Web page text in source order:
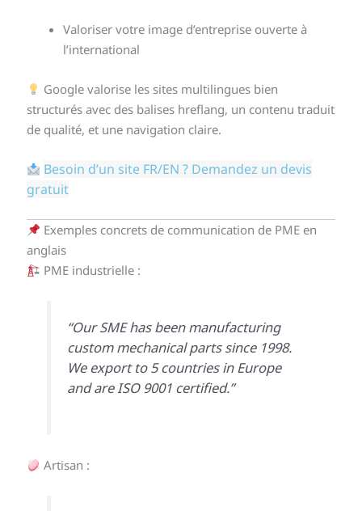
Valoriser votre image d’entreprise ouverte à
l’international
Google valorise les sites multilingues bien
structurés avec des balises hreflang, un contenu traduit
de qualité, et une navigation claire.
Besoin d’un site FR/EN ? Demandez un devis
gratuit
Exemples concrets de communication de PME en
anglais
PME industrielle :
“Our SME has been manufacturing
custom mechanical parts since 1998.
We export to 5 countries in Europe
and are ISO 9001 certified.”
Artisan :